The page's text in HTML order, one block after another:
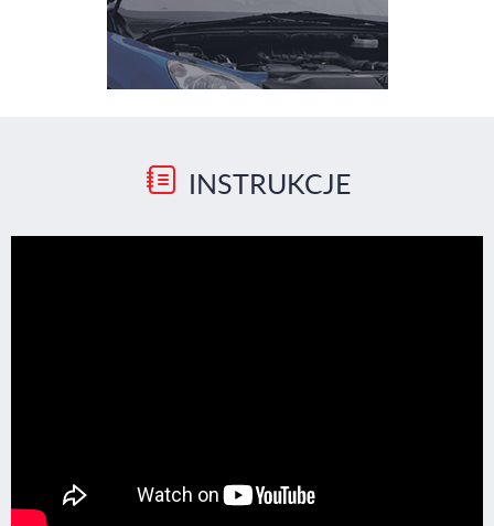
INSTRUKCJE